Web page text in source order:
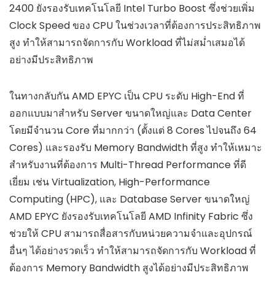
2400 ยังรองรับเทคโนโลยี Intel Turbo Boost ซึ่งช่วยเพิ่ม
Clock Speed ของ CPU ในช่วงเวลาที่ต้องการประสิทธิภาพ
สูง ทำให้สามารถจัดการกับ Workload ที่ไม่สม่ำเสมอได้
อย่างมีประสิทธิภาพ
ในทางกลับกัน AMD EPYC เป็น CPU ระดับ High-End ที่
ออกแบบมาสำหรับ Server ขนาดใหญ่และ Data Center
โดยมีจำนวน Core ที่มากกว่า (ตั้งแต่ 8 Cores ไปจนถึง 64
Cores) และรองรับ Memory Bandwidth ที่สูง ทำให้เหมาะ
สำหรับงานที่ต้องการ Multi-Thread Performance ที่ดี
เยี่ยม เช่น Virtualization, High-Performance
Computing (HPC), และ Database Server ขนาดใหญ่
AMD EPYC ยังรองรับเทคโนโลยี AMD Infinity Fabric ซึ่ง
ช่วยให้ CPU สามารถสื่อสารกับหน่วยความจำและอุปกรณ์
อื่นๆ ได้อย่างรวดเร็ว ทำให้สามารถจัดการกับ Workload ที่
ต้องการ Memory Bandwidth สูงได้อย่างมีประสิทธิภาพ